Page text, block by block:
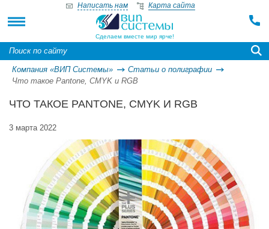
Сделаем вместе мир ярче!
Написать нам Карта сайта
Компания «ВИП Системы»
Статьи о полиграфии
Что такое Pantone, CMYK и RGB
ЧТО ТАКОЕ PANTONE, CMYK И RGB
3 марта 2022